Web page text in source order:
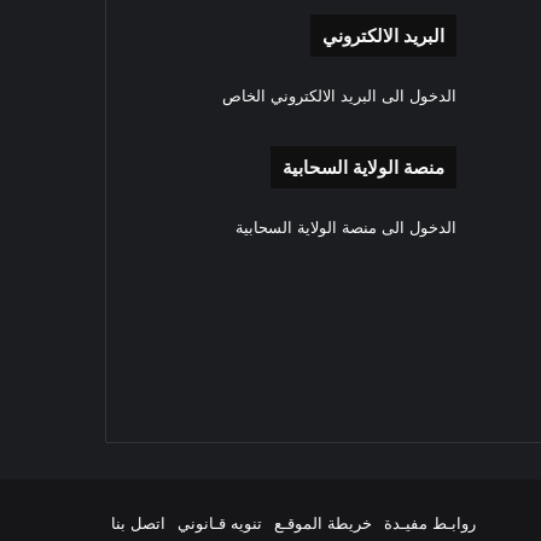
البريد الالكتروني
الدخول الى البريد الالكتروني الخاص
منصة الولاية السحابية
الدخول الى منصة الولاية السحابية
روابـط مفيـدة خريطة الموقـع تنويه قـانوني اتصل بنا ‫YouTubeانستقرام